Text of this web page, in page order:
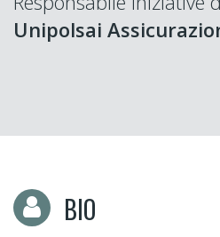
Unipolsai
BIO